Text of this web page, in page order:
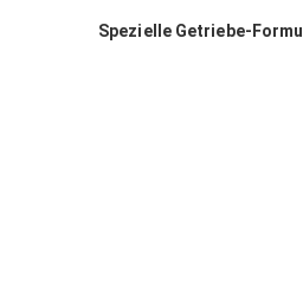
Spezielle Getriebe-